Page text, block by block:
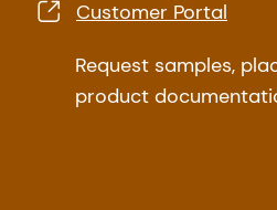
Customer Portal
Request samples,
product